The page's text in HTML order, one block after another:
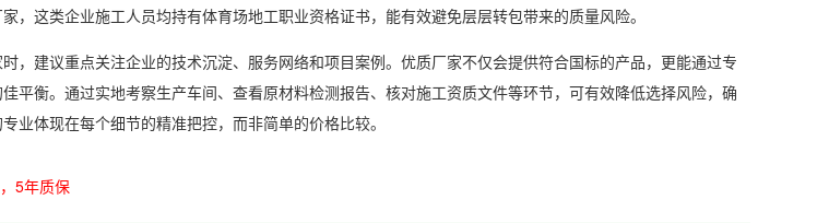
，这类企业施工人员均持有体育场地工职业资格证书，能有效避免层层转包带来的质量风险。
，建议重点关注企业的技术沉淀、服务网络和项目案例。优质厂家不仅会提供符合国标的产品，更能通过专
平衡。通过实地考察生产车间、查看原材料检测报告、核对施工资质文件等环节，可有效降低选择风险，确
业体现在每个细节的精准把控，而非简单的价格比较。
5年质保